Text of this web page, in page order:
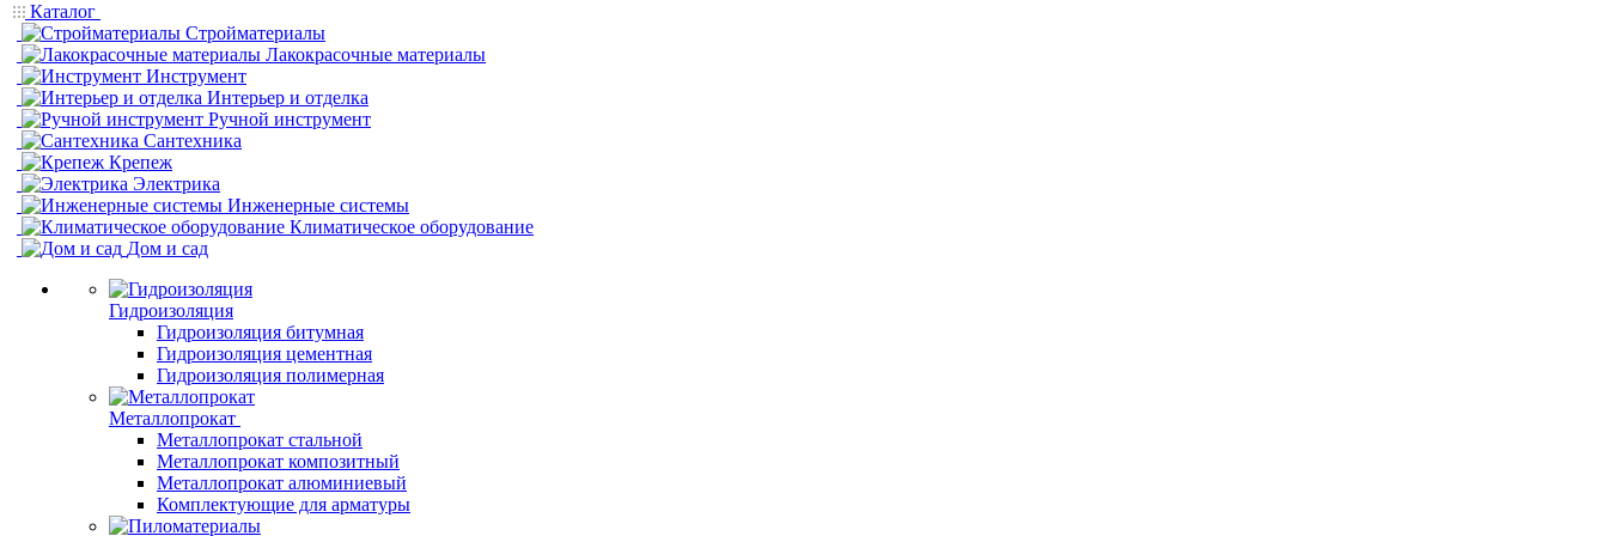
Каталог
Стройматериалы
Лакокрасочные материалы
Инструмент
Интерьер и отделка
Ручной инструмент
Сантехника
Крепеж
Электрика
Инженерные системы
Климатическое оборудование
Дом и сад
Гидроизоляция
Гидроизоляция битумная
Гидроизоляция цементная
Гидроизоляция полимерная
Металлопрокат
Металлопрокат стальной
Металлопрокат композитный
Металлопрокат алюминиевый
Комплектующие для арматуры